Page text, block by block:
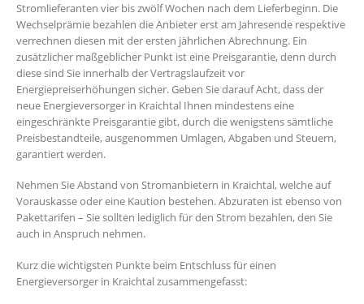
Stromlieferanten vier bis zwölf Wochen nach dem Lieferbeginn. Die
Wechselprämie bezahlen die Anbieter erst am Jahresende respektive
verrechnen diesen mit der ersten jährlichen Abrechnung. Ein
zusätzlicher maßgeblicher Punkt ist eine Preisgarantie, denn durch
diese sind Sie innerhalb der Vertragslaufzeit vor
Energiepreiserhöhungen sicher. Geben Sie darauf Acht, dass der
neue Energieversorger in Kraichtal Ihnen mindestens eine
eingeschränkte Preisgarantie gibt, durch die wenigstens sämtliche
Preisbestandteile, ausgenommen Umlagen, Abgaben und Steuern,
garantiert werden.
Nehmen Sie Abstand von Stromanbietern in Kraichtal, welche auf
Vorauskasse oder eine Kaution bestehen. Abzuraten ist ebenso von
Pakettarifen – Sie sollten lediglich für den Strom bezahlen, den Sie
auch in Anspruch nehmen.
Kurz die wichtigsten Punkte beim Entschluss für einen
Energieversorger in Kraichtal zusammengefasst: